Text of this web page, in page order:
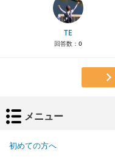
TE
回答数： 0
メニュー
初めての方へ